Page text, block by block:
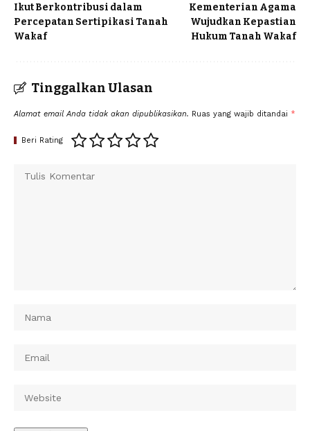
Ikut Berkontribusi dalam
Percepatan Sertipikasi Tanah
Wakaf
Kementerian Agama
Wujudkan Kepastian
Hukum Tanah Wakaf
Tinggalkan Ulasan
Alamat email Anda tidak akan dipublikasikan. Ruas yang wajib ditandai *
Beri Rating